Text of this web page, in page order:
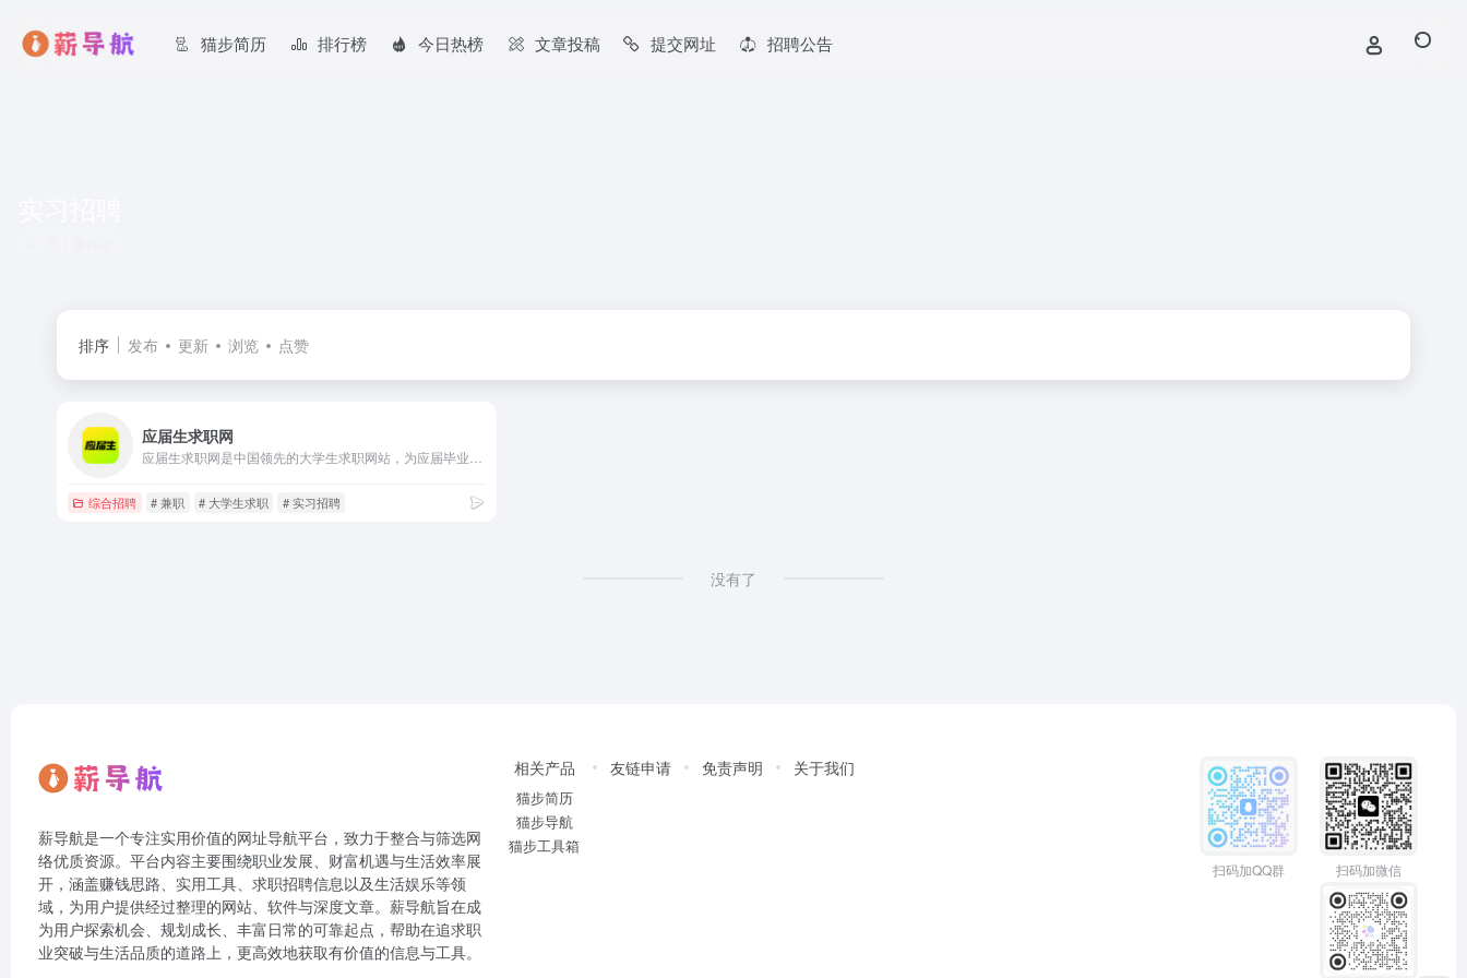
猫步简历 排行榜 今日热榜 文章投稿 提交网址 招聘公告
排序 发布 更新 浏览 点赞
应届生求职网
综合招聘 # 兼职 # 大学生求职 # 实习招聘
没有了
薪导航是一个专注实用价值的网址导航平台，致力于整合与筛选网
络优质资源。平台内容主要围绕职业发展、财富机遇与生活效率展
开，涵盖赚钱思路、实用工具、求职招聘信息以及生活娱乐等领
域，为用户提供经过整理的网站、软件与深度文章。薪导航旨在成
为用户探索机会、规划成长、丰富日常的可靠起点，帮助在追求职
业突破与生活品质的道路上，更高效地获取有价值的信息与工具。
相关产品
猫步简历
猫步导航
猫步工具箱
友链申请 免责声明 关于我们
扫码加QQ群 扫码加微信